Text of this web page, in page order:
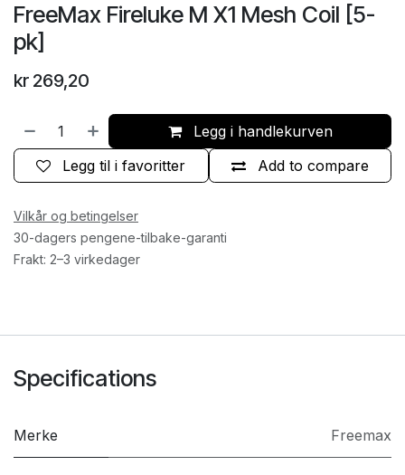
FreeMax Fireluke M X1 Mesh Coil [5-
pk]
kr 269,20
Legg i handlekurven
Add to compare
Legg til i favoritter
Vilkår og betingelser
30-dagers pengene-tilbake-garanti
Frakt: 2–3 virkedager
Specifications
Merke Freemax